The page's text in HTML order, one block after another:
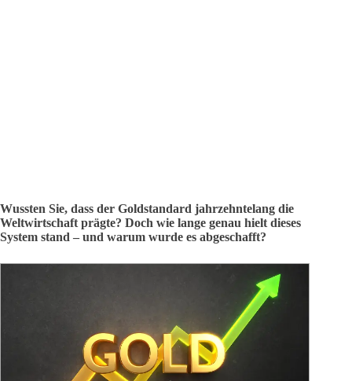
Wussten Sie, dass der Goldstandard jahrzehntelang die
Weltwirtschaft prägte? Doch wie lange genau hielt dieses
System stand – und warum wurde es abgeschafft?